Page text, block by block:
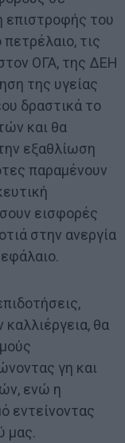
επιστροφής του
τις
ΟΓΑ, της ΔΕΗ
της υγείας
δραστικά το
και θα
εξαθλίωση
παραμένουν
εισφορές
στην ανεργία
καλλιέργεια, θα
γη και
ενώ η
εντείνοντας
μας.